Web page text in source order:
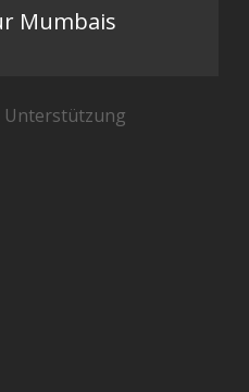
Mumbais
Unterstützung